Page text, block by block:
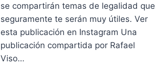
se compartirán temas de legalidad que
seguramente te serán muy útiles. Ver
esta publicación en Instagram Una
publicación compartida por Rafael
Viso…